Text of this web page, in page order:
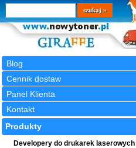
Blog
Cennik dostaw
Panel Klienta
Kontakt
Wyszukiwarka
szukaj
Produkty
Developery do drukarek laserowych